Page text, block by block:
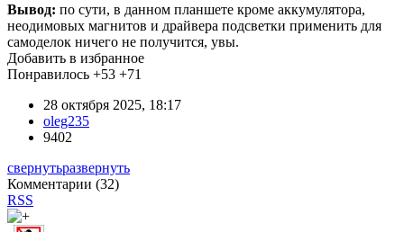
Вывод: по сути, в данном планшете кроме аккумулятора,
неодимовых магнитов и драйвера подсветки применить для
самоделок ничего не получится, увы.
Добавить в избранное
Понравилось +53 +71
28 октября 2025, 18:17
oleg235
9402
свернутьразвернуть
Комментарии (32)
RSS